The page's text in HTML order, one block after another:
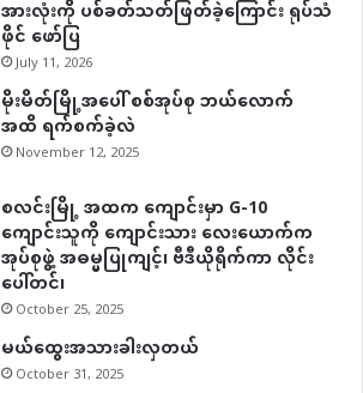
အားလုံးကို ပစ်ခတ်သတ်ဖြတ်ခဲ့ကြောင်း ရုပ်သံ
ဖိုင် ဖော်ပြ
July 11, 2026
မိုးမိတ်မြို့အပေါ် စစ်အုပ်စု ဘယ်လောက်
အထိ ရက်စက်ခဲ့လဲ
November 12, 2025
စလင်းမြို့ အထက ကျောင်းမှာ G-10
ကျောင်းသူကို ကျောင်းသား လေးယောက်က
အုပ်စုဖွဲ့ အဓမ္မပြုကျင့်၊ ဗီဒီယိုရိုက်ကာ လိုင်း
ပေါ်တင်၊
October 25, 2025
မယ်ထွေးအသားခါးလှတယ်
October 31, 2025